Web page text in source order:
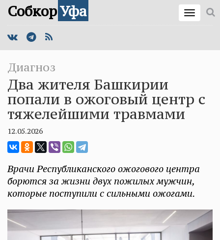
СобкорУфа
Диагноз
Два жителя Башкирии
попали в ожоговый центр с
тяжелейшими травмами
12.05.2026
Врачи Республиканского ожогового центра
борются за жизни двух пожилых мужчин,
которые поступили с сильными ожогами.